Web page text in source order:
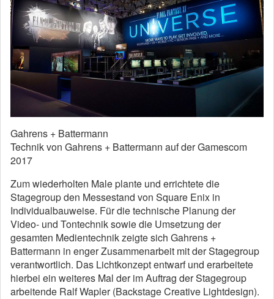
Gahrens + Battermann
Technik von Gahrens + Battermann auf der Gamescom
2017
Zum wiederholten Male plante und errichtete die
Stagegroup den Messestand von Square Enix in
Individualbauweise. Für die technische Planung der
Video- und Tontechnik sowie die Umsetzung der
gesamten Medientechnik zeigte sich Gahrens +
Battermann in enger Zusammenarbeit mit der Stagegroup
verantwortlich. Das Lichtkonzept entwarf und erarbeitete
hierbei ein weiteres Mal der im Auftrag der Stagegroup
arbeitende Ralf Wapler (Backstage Creative Lightdesign).